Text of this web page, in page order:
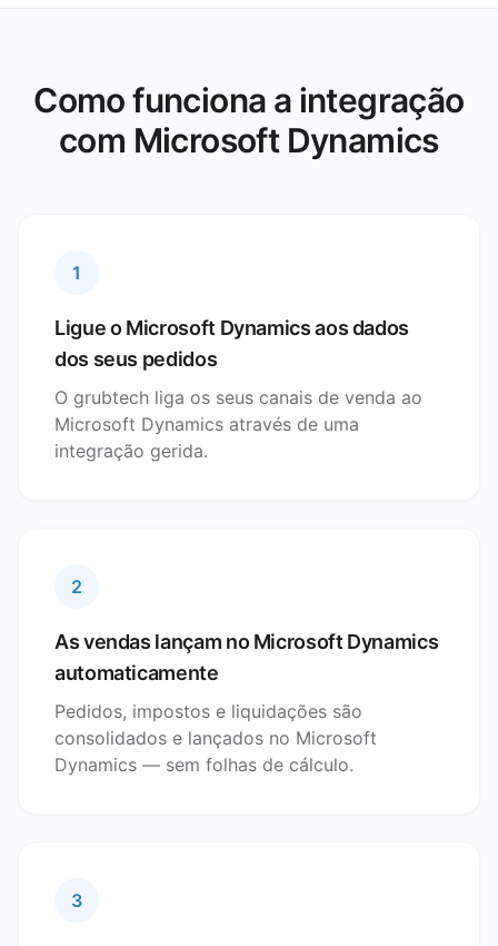
Como funciona a integração
com Microsoft Dynamics
1
Ligue o Microsoft Dynamics aos dados
dos seus pedidos
O grubtech liga os seus canais de venda ao
Microsoft Dynamics através de uma
integração gerida.
2
As vendas lançam no Microsoft Dynamics
automaticamente
Pedidos, impostos e liquidações são
consolidados e lançados no Microsoft
Dynamics — sem folhas de cálculo.
3